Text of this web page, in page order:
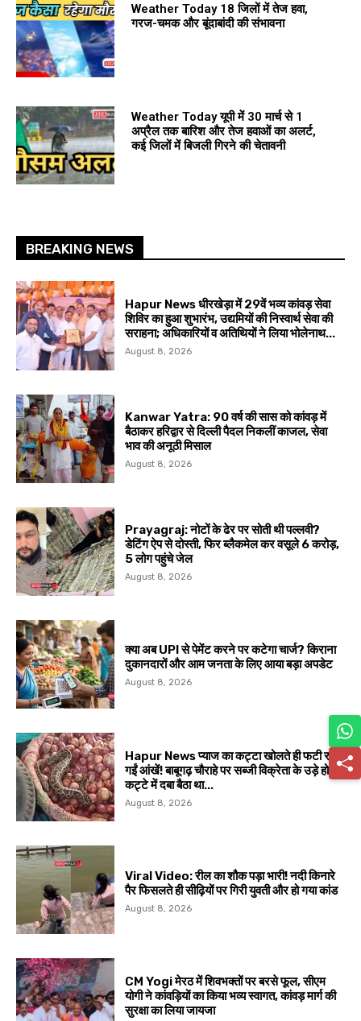
Weather Today 18 जिलों में तेज हवा,
गरज-चमक और बूंदाबांदी की संभावना
Weather Today यूपी में 30 मार्च से 1
अप्रैल तक बारिश और तेज हवाओं का अलर्ट,
कई जिलों में बिजली गिरने की चेतावनी
BREAKING NEWS
Hapur News धीरखेड़ा में 29वें भव्य कांवड़ सेवा
शिविर का हुआ शुभारंभ, उद्यमियों की निस्वार्थ सेवा की
सराहना; अधिकारियों व अतिथियों ने लिया भोलेनाथ...
August 8, 2026
Kanwar Yatra: 90 वर्ष की सास को कांवड़ में
बैठाकर हरिद्वार से दिल्ली पैदल निकलीं काजल, सेवा
भाव की अनूठी मिसाल
August 8, 2026
Prayagraj: नोटों के ढेर पर सोती थी पल्लवी?
डेटिंग ऐप से दोस्ती, फिर ब्लैकमेल कर वसूले ₹6 करोड़,
5 लोग पहुंचे जेल
August 8, 2026
क्या अब UPI से पेमेंट करने पर कटेगा चार्ज? किराना
दुकानदारों और आम जनता के लिए आया बड़ा अपडेट
August 8, 2026
Hapur News प्याज का कट्टा खोलते ही फटी रह
गईं आंखें! बाबूगढ़ चौराहे पर सब्जी विक्रेता के उड़े होश,
कट्टे में दबा बैठा था...
August 8, 2026
Viral Video: रील का शौक पड़ा भारी! नदी किनारे
पैर फिसलते ही सीढ़ियों पर गिरी युवती और हो गया कांड
August 8, 2026
CM Yogi मेरठ में शिवभक्तों पर बरसे फूल, सीएम
योगी ने कांवड़ियों का किया भव्य स्वागत, कांवड़ मार्ग की
सुरक्षा का लिया जायजा